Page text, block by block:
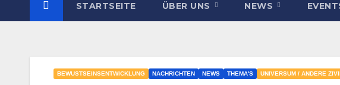
STARTSEITE ÜBER UNS NEWS
BEWUSTSEINSENTWICKLUNG NACHRICHTEN NEWS THEMA'S UNIVERSUM / ANDERE